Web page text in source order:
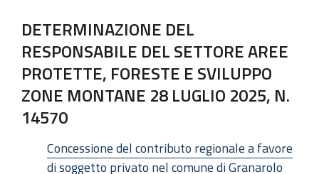
DETERMINAZIONE DEL
RESPONSABILE DEL SETTORE AREE
PROTETTE, FORESTE E SVILUPPO
ZONE MONTANE 28 LUGLIO 2025, N.
14570
Concessione del contributo regionale a favore
di soggetto privato nel comune di Granarolo